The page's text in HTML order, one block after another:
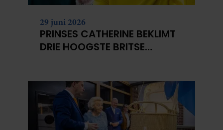
29 juni 2026
PRINSES CATHERINE BEKLIMT
DRIE HOOGSTE BRITSE